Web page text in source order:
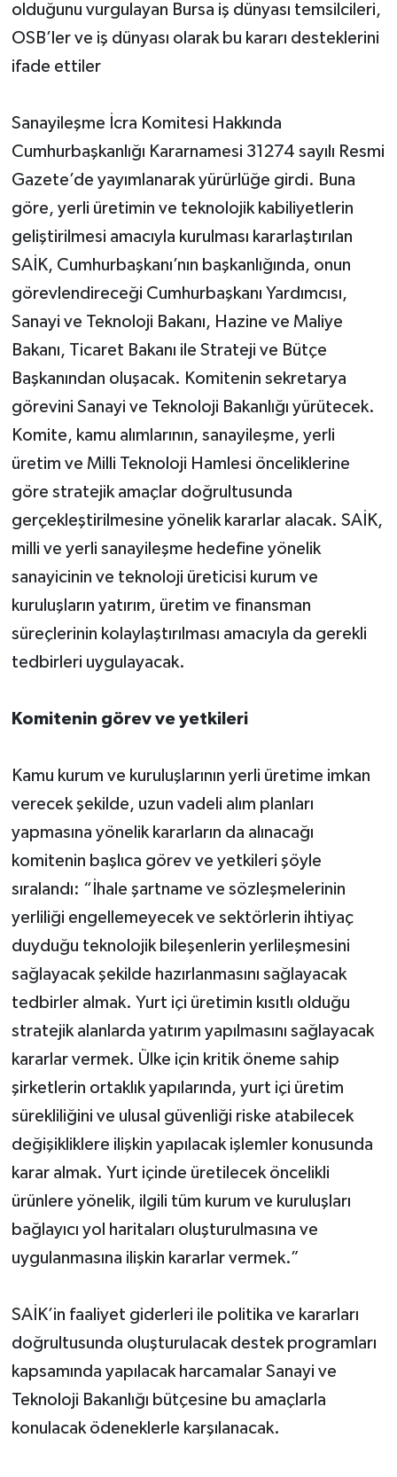
olduğunu vurgulayan Bursa iş dünyası temsilcileri,
OSB’ler ve iş dünyası olarak bu kararı desteklerini
ifade ettiler
Sanayileşme İcra Komitesi Hakkında
Cumhurbaşkanlığı Kararnamesi 31274 sayılı Resmi
Gazete’de yayımlanarak yürürlüğe girdi. Buna
göre, yerli üretimin ve teknolojik kabiliyetlerin
geliştirilmesi amacıyla kurulması kararlaştırılan
SAİK, Cumhurbaşkanı’nın başkanlığında, onun
görevlendireceği Cumhurbaşkanı Yardımcısı,
Sanayi ve Teknoloji Bakanı, Hazine ve Maliye
Bakanı, Ticaret Bakanı ile Strateji ve Bütçe
Başkanından oluşacak. Komitenin sekretarya
görevini Sanayi ve Teknoloji Bakanlığı yürütecek.
Komite, kamu alımlarının, sanayileşme, yerli
üretim ve Milli Teknoloji Hamlesi önceliklerine
göre stratejik amaçlar doğrultusunda
gerçekleştirilmesine yönelik kararlar alacak. SAİK,
milli ve yerli sanayileşme hedefine yönelik
sanayicinin ve teknoloji üreticisi kurum ve
kuruluşların yatırım, üretim ve finansman
süreçlerinin kolaylaştırılması amacıyla da gerekli
tedbirleri uygulayacak.
Komitenin görev ve yetkileri
Kamu kurum ve kuruluşlarının yerli üretime imkan
verecek şekilde, uzun vadeli alım planları
yapmasına yönelik kararların da alınacağı
komitenin başlıca görev ve yetkileri şöyle
sıralandı: “İhale şartname ve sözleşmelerinin
yerliliği engellemeyecek ve sektörlerin ihtiyaç
duyduğu teknolojik bileşenlerin yerlileşmesini
sağlayacak şekilde hazırlanmasını sağlayacak
tedbirler almak. Yurt içi üretimin kısıtlı olduğu
stratejik alanlarda yatırım yapılmasını sağlayacak
kararlar vermek. Ülke için kritik öneme sahip
şirketlerin ortaklık yapılarında, yurt içi üretim
sürekliliğini ve ulusal güvenliği riske atabilecek
değişikliklere ilişkin yapılacak işlemler konusunda
karar almak. Yurt içinde üretilecek öncelikli
ürünlere yönelik, ilgili tüm kurum ve kuruluşları
bağlayıcı yol haritaları oluşturulmasına ve
uygulanmasına ilişkin kararlar vermek.”
SAİK’in faaliyet giderleri ile politika ve kararları
doğrultusunda oluşturulacak destek programları
kapsamında yapılacak harcamalar Sanayi ve
Teknoloji Bakanlığı bütçesine bu amaçlarla
konulacak ödeneklerle karşılanacak.